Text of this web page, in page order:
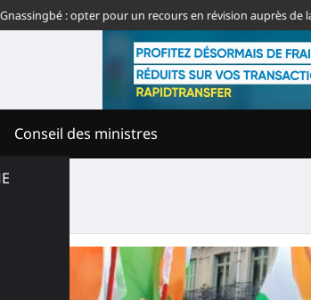
: opter pour un recours en révision auprès de la CJ-
Conseil des ministres